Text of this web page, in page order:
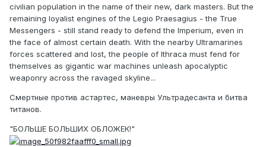
civilian population in the name of their new, dark masters. But the
remaining loyalist engines of the Legio Praesagius - the True
Messengers - still stand ready to defend the Imperium, even in
the face of almost certain death. With the nearby Ultramarines
forces scattered and lost, the people of Ithraca must fend for
themselves as gigantic war machines unleash apocalyptic
weaponry across the ravaged skyline...
Смертные против астартес, маневры Ультрадесанта и битва
титанов.
"БОЛЬШЕ БОЛЬШИХ ОБЛОЖЕК!"